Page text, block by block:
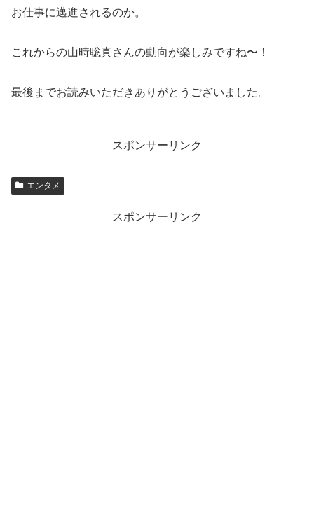
お仕事に邁進されるのか。
これからの山時聡真さんの動向が楽しみですね〜！
最後までお読みいただきありがとうございました。
スポンサーリンク
エンタメ
スポンサーリンク